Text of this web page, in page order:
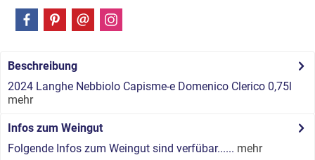
Beschreibung
2024 Langhe Nebbiolo Capisme-e Domenico Clerico 0,75l
mehr
Infos zum Weingut
Folgende Infos zum Weingut sind verfübar...... mehr